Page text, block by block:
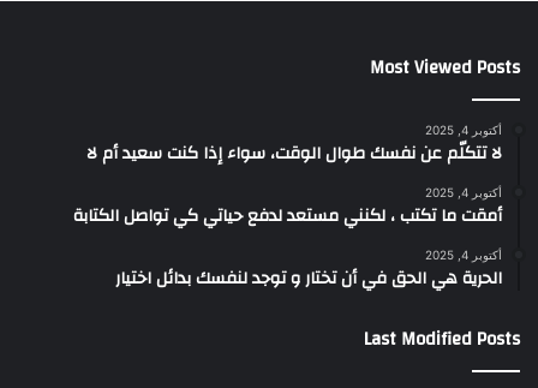
Most Viewed Posts
أكتوبر 4, 2025
لا تتكلّم عن نفسك طوال الوقت، سواء إذا كنت سعيد أم لا
أكتوبر 4, 2025
أمقت ما تكتب ، لكنني مستعد لدفع حياتي كي تواصل الكتابة
أكتوبر 4, 2025
الحرية هي الحق في أن تختار و توجد لنفسك بدائل اختيار
Last Modified Posts